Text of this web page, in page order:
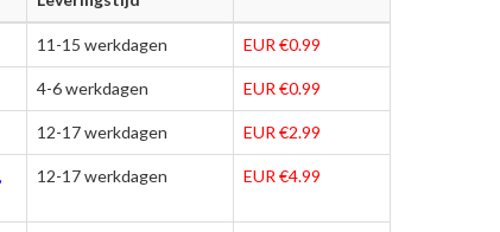
11-15 werkdagen EUR €0.99
4-6 werkdagen EUR €0.99
12-17 werkdagen EUR €2.99
12-17 werkdagen EUR €4.99